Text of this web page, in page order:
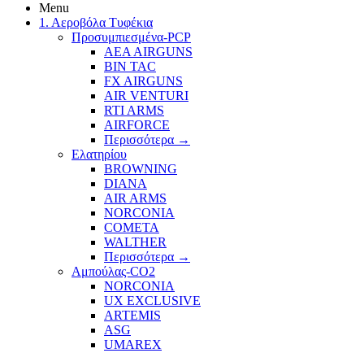
Menu
1. Αεροβόλα Τυφέκια
Προσυμπιεσμένα-PCP
AEA AIRGUNS
BIN TAC
FX AIRGUNS
AIR VENTURI
RTI ARMS
AIRFORCE
Περισσότερα →
Ελατηρίου
BROWNING
DIANA
AIR ARMS
NORCONIA
COMETA
WALTHER
Περισσότερα →
Αμπούλας-CO2
NORCONIA
UX EXCLUSIVE
ARTEMIS
ASG
UMAREX